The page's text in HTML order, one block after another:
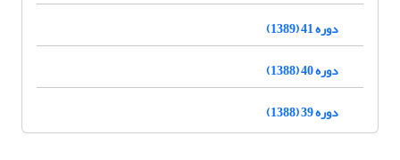
دوره 41 (1389)
دوره 40 (1388)
دوره 39 (1388)